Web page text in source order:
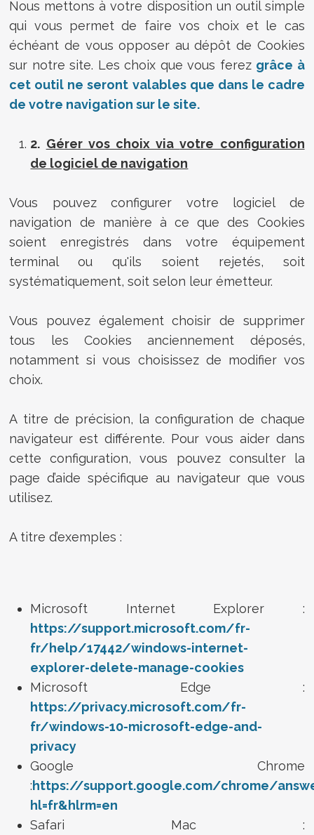
Nous mettons à votre disposition un outil simple
qui vous permet de faire vos choix et le cas
échéant de vous opposer au dépôt de Cookies
sur notre site. Les choix que vous ferez grâce à
cet outil ne seront valables que dans le cadre
de votre navigation sur le site.
2. Gérer vos choix viavotre configuration
de logiciel de navigation
Vous pouvez configurer votre logiciel de
navigation de manière à ce que des Cookies
soient enregistrés dans votre équipement
terminal ou qu'ils soient rejetés, soit
systématiquement, soit selon leur émetteur.
Vous pouvez également choisir de supprimer
tous les Cookies anciennement déposés,
notamment si vous choisissez de modifier vos
choix.
A titre de précision, la configuration de chaque
navigateur est différente. Pour vous aider dans
cette configuration, vous pouvez consulter la
page d’aide spécifique au navigateur que vous
utilisez.
A titre d’exemples :
Microsoft Internet Explorer :
https://support.microsoft.com/fr-
fr/help/17442/windows-internet-
explorer-delete-manage-cookies
Microsoft Edge :
https://privacy.microsoft.com/fr-
fr/windows-10-microsoft-edge-and-
privacy
Google Chrome
:https://support.google.com/chrome/
hl=fr&hlrm=en
Safari Mac :